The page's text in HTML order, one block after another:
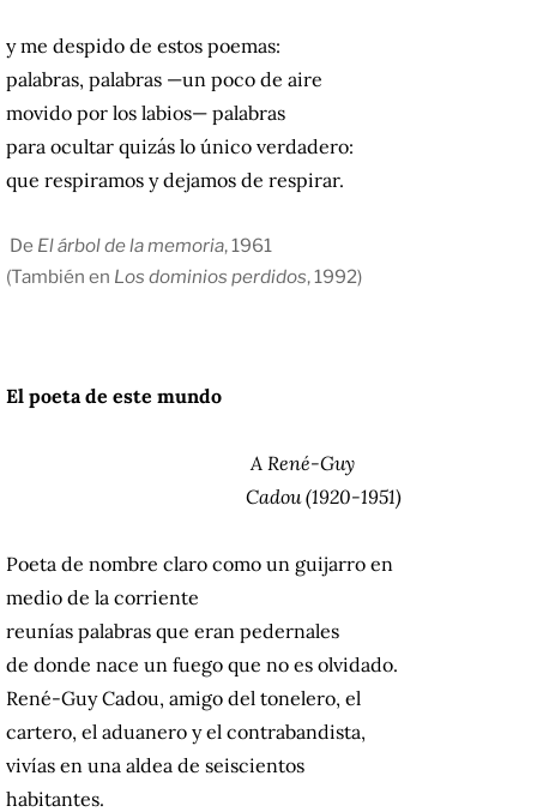
y me despido de estos poemas:
palabras, palabras —un poco de aire
movido por los labios— palabras
para ocultar quizás lo único verdadero:
que respiramos y dejamos de respirar.
De El árbol de la memoria, 1961
(También en Los dominios perdidos, 1992)
El poeta de este mundo
A René-Guy
Cadou (1920-1951)
Poeta de nombre claro como un guijarro en
medio de la corriente
reunías palabras que eran pedernales
de donde nace un fuego que no es olvidado.
René-Guy Cadou, amigo del tonelero, el
cartero, el aduanero y el contrabandista,
vivías en una aldea de seiscientos
habitantes.